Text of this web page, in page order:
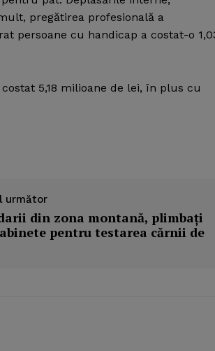
pregătirea profesională a
persoane cu handicap a costat-o
5,18 milioane de lei, în plus cu
următor
din zona montană, plimbaţi
pentru testarea cărnii de